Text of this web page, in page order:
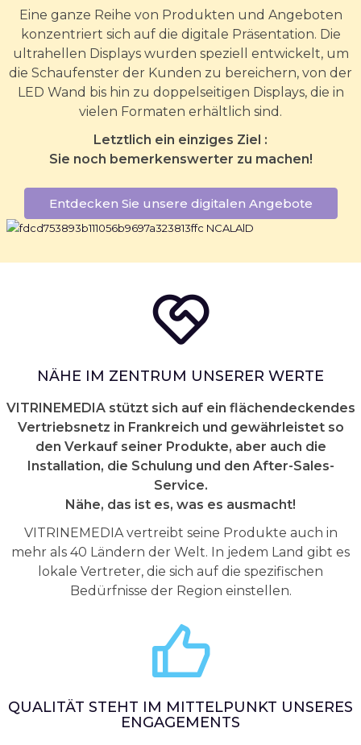
Eine ganze Reihe von Produkten und Angeboten
konzentriert sich auf die digitale Präsentation. Die
ultrahellen Displays wurden speziell entwickelt, um
die Schaufenster der Kunden zu bereichern, von der
LED Wand bis hin zu doppelseitigen Displays, die in
vielen Formaten erhältlich sind.
Letztlich ein einziges Ziel :
Sie noch bemerkenswerter zu machen!
Entdecken Sie unsere digitalen Angebote
NÄHE IM ZENTRUM UNSERER WERTE
VITRINEMEDIA stützt sich auf ein flächendeckendes
Vertriebsnetz in Frankreich und gewährleistet so
den Verkauf seiner Produkte, aber auch die
Installation, die Schulung und den After-Sales-
Service.
Nähe, das ist es, was es ausmacht!
VITRINEMEDIA vertreibt seine Produkte auch in
mehr als 40 Ländern der Welt. In jedem Land gibt es
lokale Vertreter, die sich auf die spezifischen
Bedürfnisse der Region einstellen.
QUALITÄT STEHT IM MITTELPUNKT UNSERES
ENGAGEMENTS